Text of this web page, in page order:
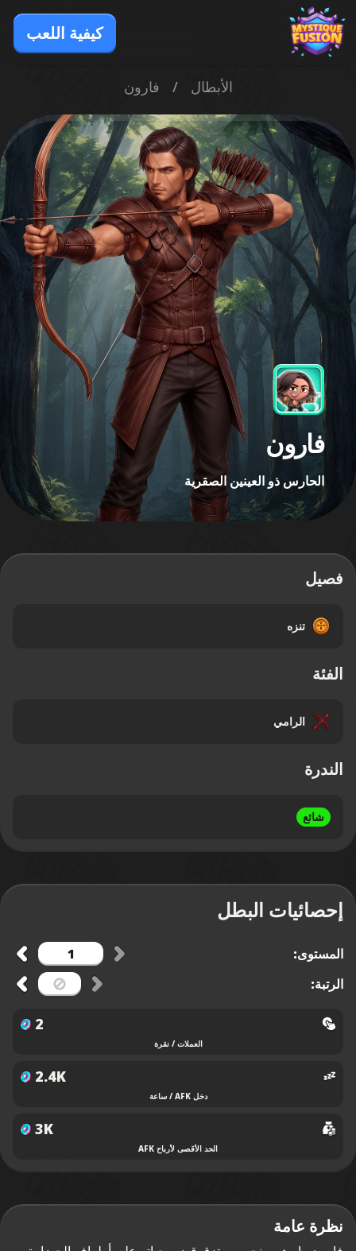
كيفية اللعب
الأبطال / فارون
فارون
الحارس ذو العينين الصقرية
فصيل
تنزه
الفئة
الرامي
الندرة
شائع
إحصائيات البطل
المستوى:
الرتبة:
2
العملات / نقرة
2.4K
دخل AFK / ساعة
3K
الحد الأقصى لأرباح AFK
نظرة عامة